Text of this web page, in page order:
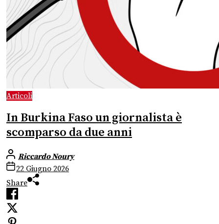
Articoli
In Burkina Faso un giornalista è
scomparso da due anni
Riccardo Noury
22 Giugno 2026
Share